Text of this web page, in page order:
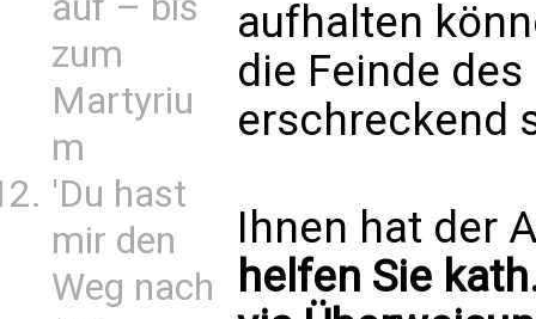
zum
Martyriu
m
'Du hast
mir den
Weg nach
aufhalten
die Feinde
erschreckend
Ihnen hat der
helfen Sie